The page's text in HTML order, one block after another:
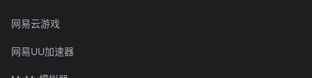
网易云游戏
网易UU加速器